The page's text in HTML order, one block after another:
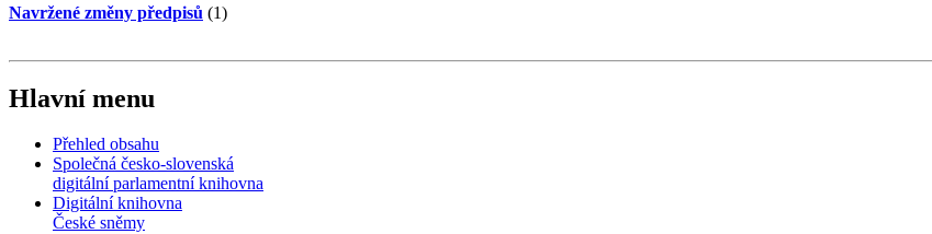
Navržené změny předpisů (1)
Hlavní menu
Přehled obsahu
Společná česko-slovenská
digitální parlamentní knihovna
Digitální knihovna
České sněmy